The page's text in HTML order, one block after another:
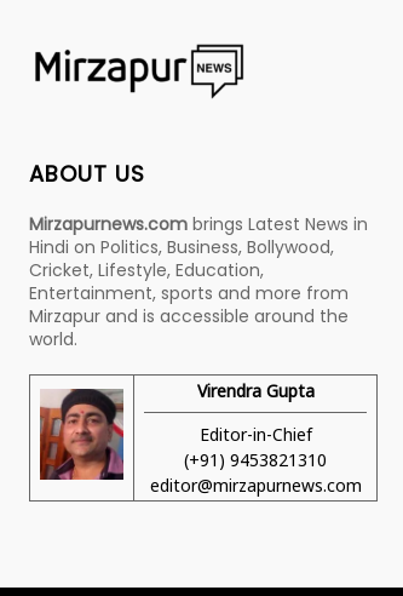
ABOUT US
Mirzapurnews.com brings Latest News in
Hindi on Politics, Business, Bollywood,
Cricket, Lifestyle, Education,
Entertainment, sports and more from
Mirzapur and is accessible around the
world.
Virendra Gupta
Editor-in-Chief
(+91) 9453821310
editor@mirzapurnews.com